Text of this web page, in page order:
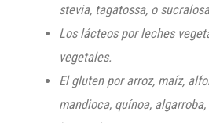
stevia, tagatossa, o
Los lácteos por leches
vegetales.
El gluten por arroz, maíz,
mandioca, quínoa,